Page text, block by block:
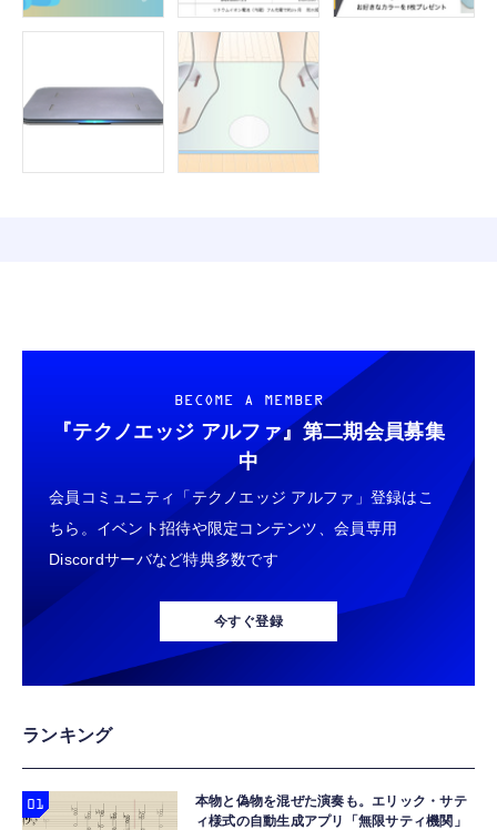
BECOME A MEMBER
『テクノエッジ アルファ』 第二期会員募集
中
会員コミュニティ「テクノエッジ アルファ」登録はこ
ちら。イベント招待や限定コンテンツ、会員専用
Discordサーバなど特典多数です
今すぐ登録
ランキング
本物と偽物を混ぜた演奏も。エリック・サテ
ィ様式の自動生成アプリ「無限サティ機関」